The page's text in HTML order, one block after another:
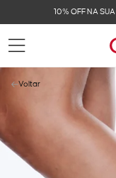
10% OFF NA
Voltar